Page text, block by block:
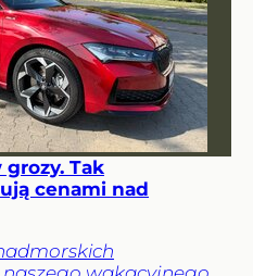
Tak
cenami nad